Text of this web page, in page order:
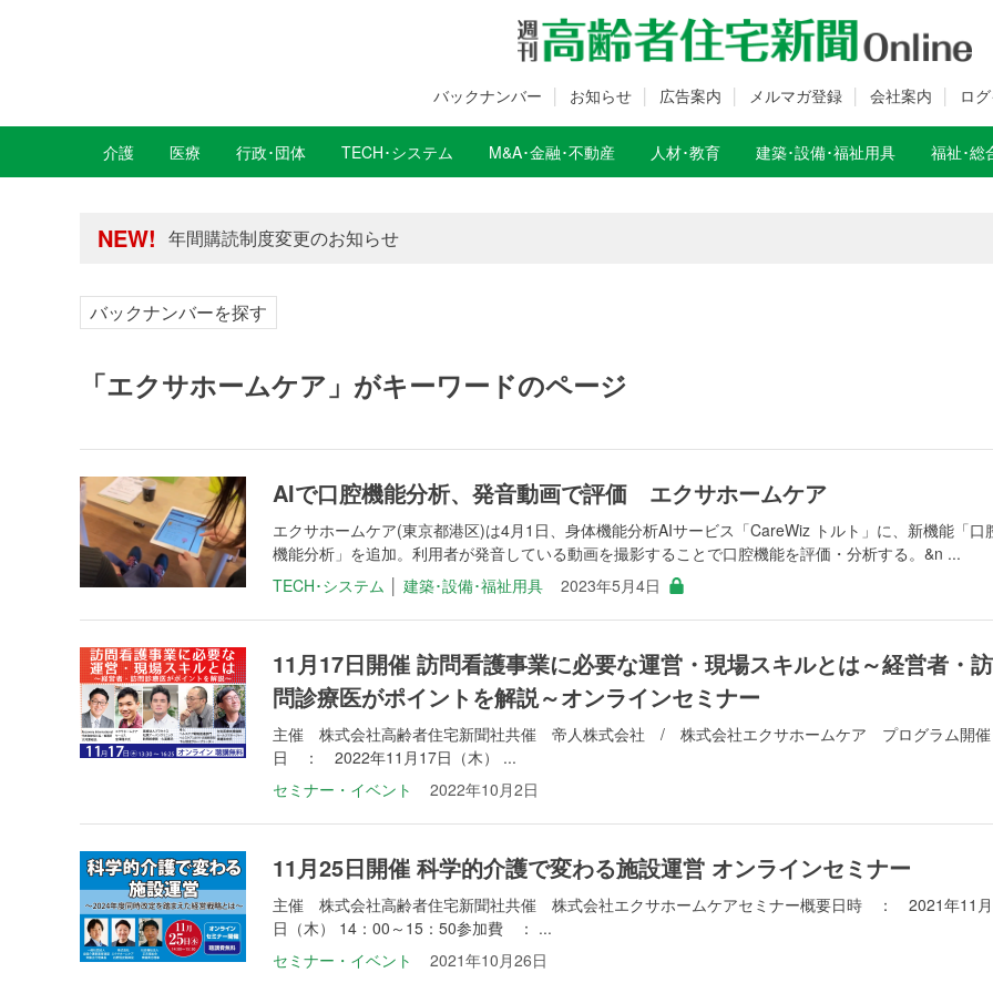
バックナンバー お知らせ 広告案内 メルマガ登録 会社案内 ロ
介護 医療 行政･団体 TECH･システム M&A･金融･不動産 人材･教育 建築･設備･福祉用具 福祉･総
NEW!
年間購読制度変更のお知らせ
年間購読制度変更のお知らせ
バックナンバーを探す
「エクサホームケア」がキーワードのページ
AIで口腔機能分析、発音動画で評価 エクサホームケア
エクサホームケア(東京都港区)は4月1日、身体機能分析AIサービス「CareWiz トルト」に、新機能「口
機能分析」を追加。利用者が発音している動画を撮影することで口腔機能を評価・分析する。&n ...
TECH･システム
建築･設備･福祉用具 2023年5月4日
11月17日開催 訪問看護事業に必要な運営・現場スキルとは～経営者・訪
問診療医がポイントを解説～オンラインセミナー
主催 株式会社高齢者住宅新聞社共催 帝人株式会社 / 株式会社エクサホームケア プログラム開催
日 ： 2022年11月17日（木） ...
セミナー・イベント
2022年10月2日
11月25日開催 科学的介護で変わる施設運営 オンラインセミナー
主催 株式会社高齢者住宅新聞社共催 株式会社エクサホームケアセミナー概要日時 ： 2021年11
日（木） 14：00～15：50参加費 ： ...
セミナー・イベント
2021年10月26日